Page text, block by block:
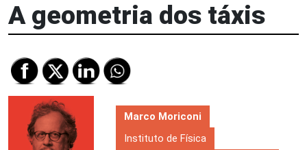
A geometria dos táxis
Marco Moriconi
Instituto de Física